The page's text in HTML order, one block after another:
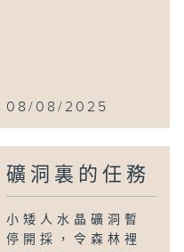
08/08/2025
礦洞裏的任務
小矮人水晶礦洞暫
停開採，令森林裡